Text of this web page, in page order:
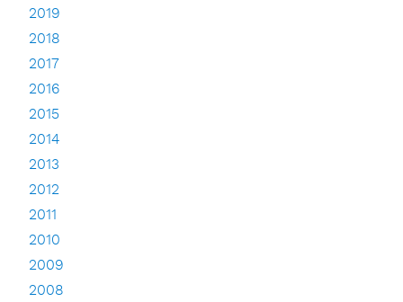
2019
2018
2017
2016
2015
2014
2013
2012
2011
2010
2009
2008